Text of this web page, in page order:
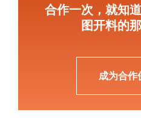
合作一次，就知
图开料的
成为合作